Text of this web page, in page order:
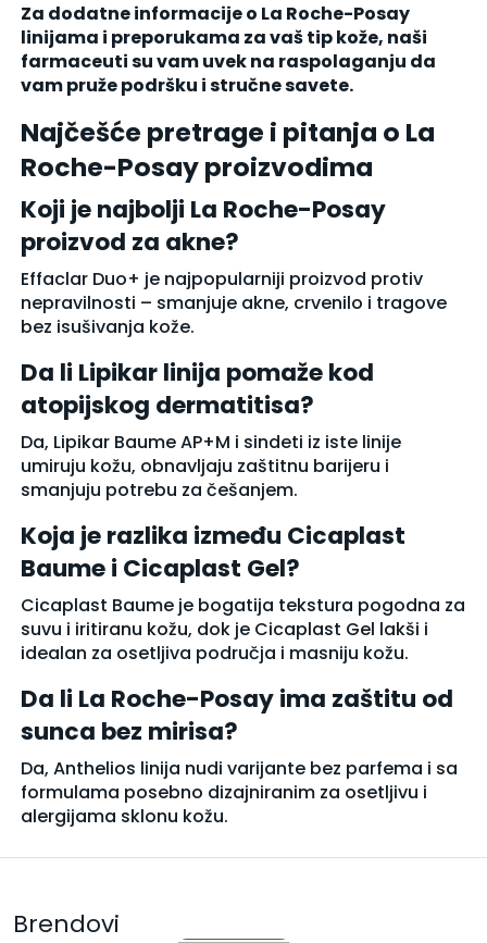
Za dodatne informacije o La Roche-Posay
linijama i preporukama za vaš tip kože, naši
farmaceuti su vam uvek na raspolaganju da
vam pruže podršku i stručne savete.
Najčešće pretrage i pitanja o La
Roche-Posay proizvodima
Koji je najbolji La Roche-Posay
proizvod za akne?
Effaclar Duo+ je najpopularniji proizvod protiv
nepravilnosti – smanjuje akne, crvenilo i tragove
bez isušivanja kože.
Da li Lipikar linija pomaže kod
atopijskog dermatitisa?
Da, Lipikar Baume AP+M i sindeti iz iste linije
umiruju kožu, obnavljaju zaštitnu barijeru i
smanjuju potrebu za češanjem.
Koja je razlika između Cicaplast
Baume i Cicaplast Gel?
Cicaplast Baume je bogatija tekstura pogodna za
suvu i iritiranu kožu, dok je Cicaplast Gel lakši i
idealan za osetljiva područja i masniju kožu.
Da li La Roche-Posay ima zaštitu od
sunca bez mirisa?
Da, Anthelios linija nudi varijante bez parfema i sa
formulama posebno dizajniranim za osetljivu i
alergijama sklonu kožu.
Brendovi